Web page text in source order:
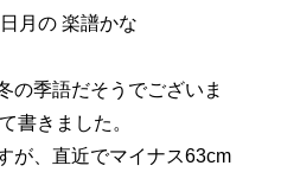
月の 楽譜かな
の季語だそうでございま
書きました。
が、直近でマイナス63cm